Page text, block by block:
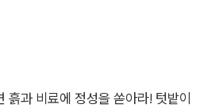
관리 기술을 개발해 농가의 경영
비료에 정성을 쏟아라! 텃밭이